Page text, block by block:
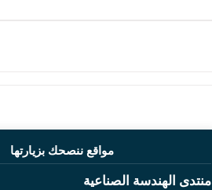
مواقع ننصحك بزيارتها
منتدى الهندسة الصناعية